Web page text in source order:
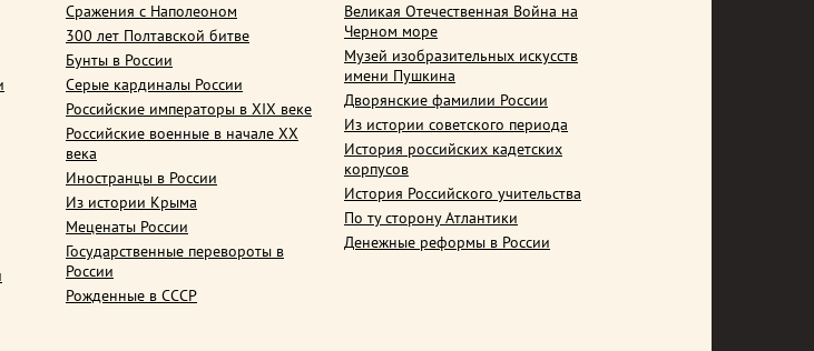
Сражения с Наполеоном
300 лет Полтавской битве
Бунты в России
Серые кардиналы России
Российские императоры в XIX веке
Российские военные в начале ХХ
века
Иностранцы в России
Из истории Крыма
Меценаты России
Государственные перевороты в
России
Рожденные в СССР
Великая Отечественная Война на
Черном море
Музей изобразительных искусств
имени Пушкина
Дворянские фамилии России
Из истории советского периода
История российских кадетских
корпусов
История Российского учительства
По ту сторону Атлантики
Денежные реформы в России